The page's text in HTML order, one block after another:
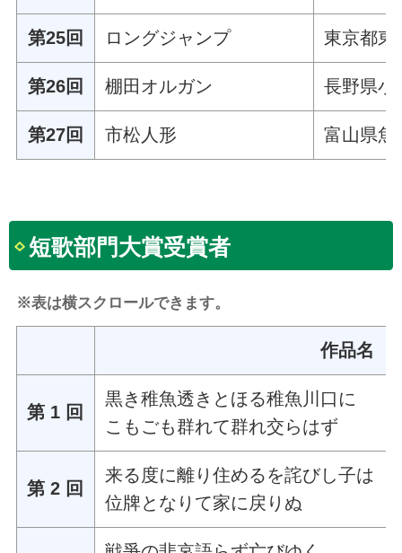
第25回 ロングジャンプ 東京都東
第26回 棚田オルガン 長野県小
第27回 市松人形 富山県魚
短歌部門大賞受賞者
※表は横スクロールできます。
作品名
第 1 回
黒き稚魚透きとほる稚魚川口に
こもごも群れて群れ交らはず
第 2 回
来る度に離り住めるを詫びし子は
位牌となりて家に戻りぬ